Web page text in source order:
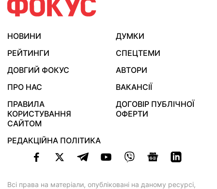
НОВИНИ
ДУМКИ
РЕЙТИНГИ
СПЕЦТЕМИ
ДОВГИЙ ФОКУС
АВТОРИ
ПРО НАС
ВАКАНСІЇ
ПРАВИЛА
КОРИСТУВАННЯ
САЙТОМ
ДОГОВІР ПУБЛІЧНОЇ
ОФЕРТИ
РЕДАКЦІЙНА ПОЛІТИКА
Всі права на матеріали, опубліковані на даному ресурсі,